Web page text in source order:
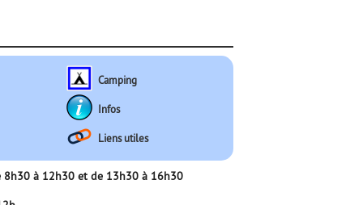
Camping
Infos
Liens utiles
à 12h30 et de 13h30 à 16h30